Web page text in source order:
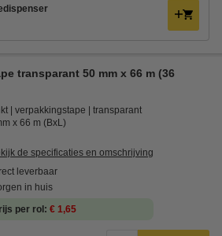
transparant 50 mm x 66 m (36
verpakkingstape
transparant
x 66 m (BxL)
de specificaties en omschrijving
leverbaar
in huis
per rol
€ 1,65